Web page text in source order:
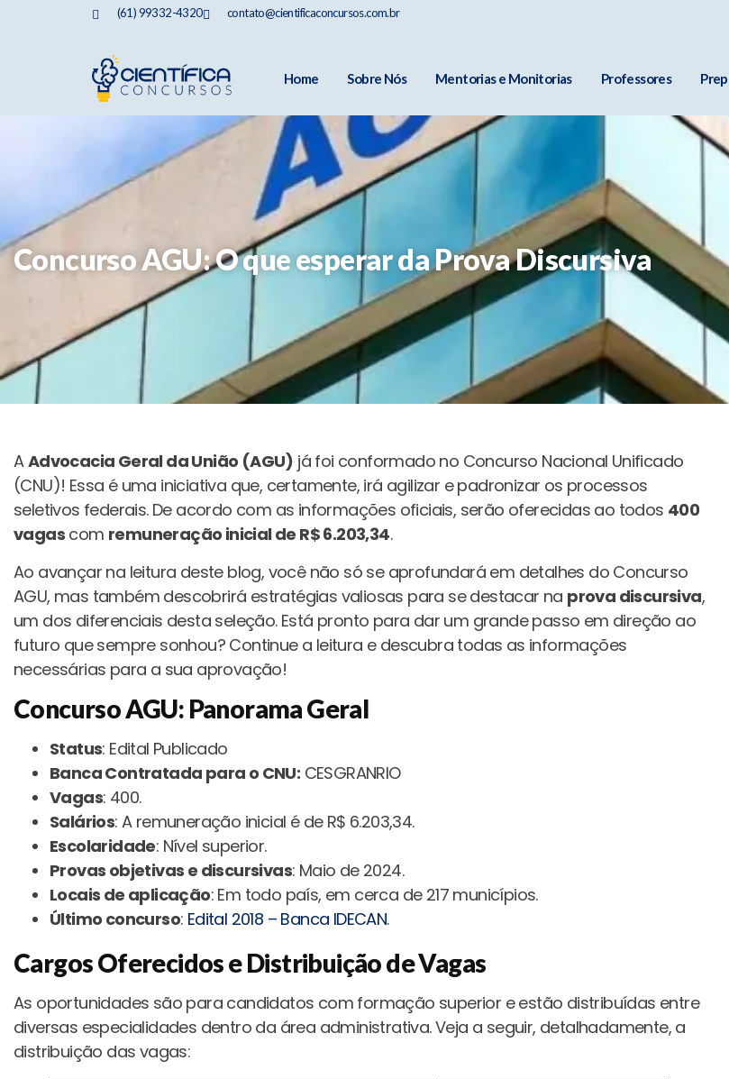
(61) 99332-4320 contato@cientificaconcursos.com.br
Home Sobre Nós Mentorias e Monitorias Professores
Concurso AGU: O que esperar da Prova Discursiva
AAdvocacia Geral da União (AGU) já foi conformado no Concurso Nacional Unificado
(CNU)! Essa é uma iniciativa que, certamente, irá agilizar e padronizar os processos
seletivos federais. De acordo com as informações oficiais, serão oferecidas ao todos 400
vagas com remuneração inicial de R$ 6.203,34.
Ao avançar na leitura deste blog, você não só se aprofundará em detalhes do Concurso
AGU, mas também descobrirá estratégias valiosas para se destacar na prova discursiva,
um dos diferenciais desta seleção. Está pronto para dar um grande passo em direção ao
futuro que sempre sonhou? Continue a leitura e descubra todas as informações
necessárias para a sua aprovação!
Concurso AGU: Panorama Geral
Status: Edital Publicado
Banca Contratada para o CNU: CESGRANRIO
Vagas: 400.
Salários: A remuneração inicial é de R$ 6.203,34.
Escolaridade: Nível superior.
Provas objetivas e discursivas: Maio de 2024.
Locais de aplicação: Em todo país, em cerca de 217 municípios.
Último concurso: Edital 2018 – Banca IDECAN.
Cargos Oferecidos e Distribuição de Vagas
As oportunidades são para candidatos com formação superior e estão distribuídas entre
diversas especialidades dentro da área administrativa. Veja a seguir, detalhadamente, a
distribuição das vagas: